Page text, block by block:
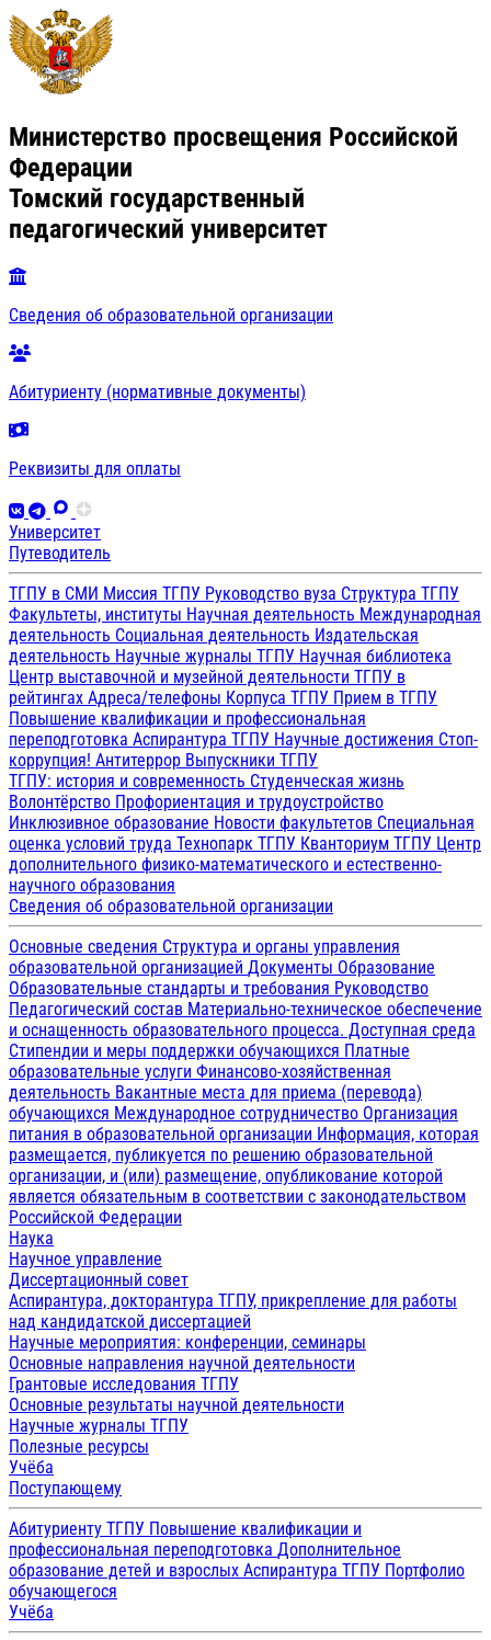
Министерство просвещения Российской
Федерации
Томский государственный
педагогический университет
Сведения об образовательной организации
Абитуриенту (нормативные документы)
Реквизиты для оплаты
Университет
Путеводитель
ТГПУ в СМИ Миссия ТГПУ Руководство вуза Структура ТГПУ
Факультеты, институты Научная деятельность Международная
деятельность Социальная деятельность Издательская
деятельность Научные журналы ТГПУ Научная библиотека
Центр выставочной и музейной деятельности ТГПУ в
рейтингах Адреса/телефоны Корпуса ТГПУ Прием в ТГПУ
Повышение квалификации и профессиональная
переподготовка Аспирантура ТГПУ Научные достижения Стоп-
коррупция! Антитеррор Выпускники ТГПУ
ТГПУ: история и современность Студенческая жизнь
Волонтёрство Профориентация и трудоустройство
Инклюзивное образование Новости факультетов Специальная
оценка условий труда Технопарк ТГПУ Кванториум ТГПУ Центр
дополнительного физико-математического и естественно-
научного образования
Сведения об образовательной организации
Основные сведения Структура и органы управления
образовательной организацией Документы Образование
Образовательные стандарты и требования Руководство
Педагогический состав Материально-техническое обеспечение
и оснащенность образовательного процесса. Доступная среда
Стипендии и меры поддержки обучающихся Платные
образовательные услуги Финансово-хозяйственная
деятельность Вакантные места для приема (перевода)
обучающихся Международное сотрудничество Организация
питания в образовательной организации Информация, которая
размещается, публикуется по решению образовательной
организации, и (или) размещение, опубликование которой
является обязательным в соответствии с законодательством
Российской Федерации
Наука
Научное управление
Диссертационный совет
Аспирантура, докторантура ТГПУ, прикрепление для работы
над кандидатской диссертацией
Научные мероприятия: конференции, семинары
Основные направления научной деятельности
Грантовые исследования ТГПУ
Основные результаты научной деятельности
Научные журналы ТГПУ
Полезные ресурсы
Учёба
Поступающему
Абитуриенту ТГПУ Повышение квалификации и
профессиональная переподготовка Дополнительное
образование детей и взрослых Аспирантура ТГПУ Портфолио
обучающегося
Учёба